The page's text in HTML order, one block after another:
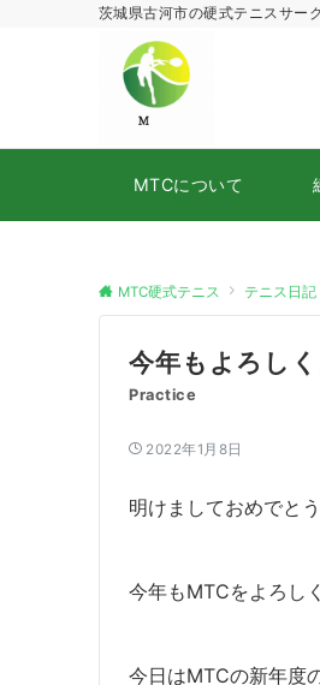
茨城県古河市の硬式テニスサー
MTCについて
MTC硬式テニス テニス日記
今年もよろし
Practice
2022年1月8日
明けましておめでと
今年もMTCをよろし
今日はMTCの新年度